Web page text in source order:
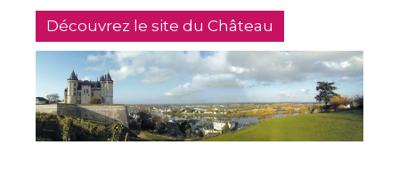
Découvrez le site du Château